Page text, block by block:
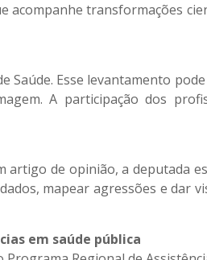
acompanhe transformações
Saúde. Esse levantamento
A participação dos
artigo de opinião, a deputada
mapear agressões e dar
em saúde pública